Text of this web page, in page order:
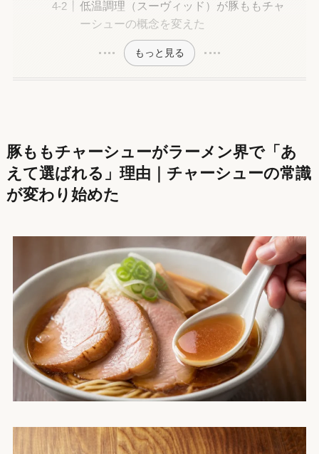
低温調理（スーヴィッド）が豚ももチャ
ーシューの概念を変えた
もっと見る
豚ももチャーシューがラーメン界で「あ
えて選ばれる」理由｜チャーシューの常識
が変わり始めた